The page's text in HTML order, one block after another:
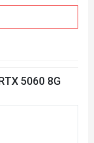
3 (v2.1b)
5060 8G